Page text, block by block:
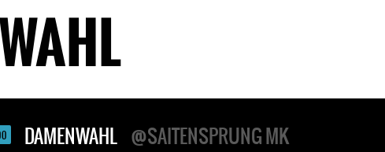
DAMENWAHL @SAITENSPRUNG MK